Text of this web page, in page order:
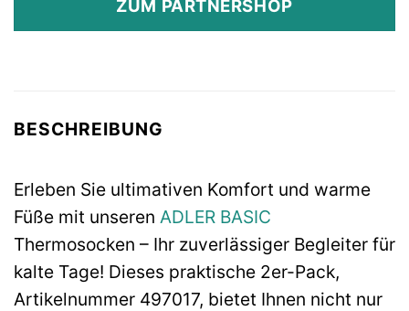
ZUM PARTNERSHOP
BESCHREIBUNG
Erleben Sie ultimativen Komfort und warme
Füße mit unseren ADLER BASIC
Thermosocken – Ihr zuverlässiger Begleiter für
kalte Tage! Dieses praktische 2er-Pack,
Artikelnummer 497017, bietet Ihnen nicht nur